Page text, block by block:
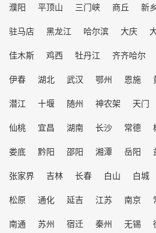
濮阳
平顶山 三门峡 商丘 新
驻马店
黑龙江 哈尔滨 大庆
佳木斯
鸡西 牡丹江 齐齐哈尔
伊春
湖北 武汉 鄂州 恩施
潜江
十堰 随州 神农架 天门
仙桃
宜昌 湖南 长沙 常德
娄底
黔阳 邵阳 湘潭 岳阳
张家界
吉林 长春 白山 白城
松原
通化 延吉 江苏 南京
南通
苏州 宿迁 秦州 无锡